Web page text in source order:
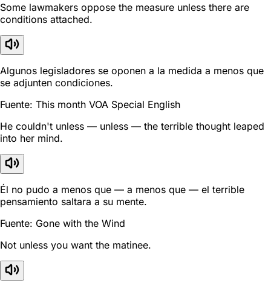
Some lawmakers oppose the measure unless there are
conditions attached.
Algunos legisladores se oponen a la medida a menos que
se adjunten condiciones.
Fuente: This month VOA Special English
He couldn't unless — unless — the terrible thought leaped
into her mind.
Él no pudo a menos que — a menos que — el terrible
pensamiento saltara a su mente.
Fuente: Gone with the Wind
Not unless you want the matinee.